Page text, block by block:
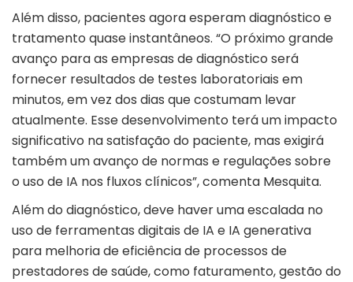
Além disso, pacientes agora esperam diagnóstico e
tratamento quase instantâneos. “O próximo grande
avanço para as empresas de diagnóstico será
fornecer resultados de testes laboratoriais em
minutos, em vez dos dias que costumam levar
atualmente. Esse desenvolvimento terá um impacto
significativo na satisfação do paciente, mas exigirá
também um avanço de normas e regulações sobre
o uso de IA nos fluxos clínicos”, comenta Mesquita.
Além do diagnóstico, deve haver uma escalada no
uso de ferramentas digitais de IA e IA generativa
para melhoria de eficiência de processos de
prestadores de saúde, como faturamento, gestão do